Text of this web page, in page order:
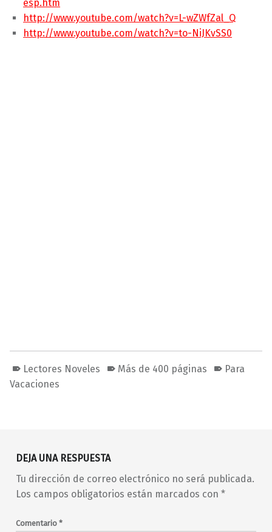
esp.htm
http://www.youtube.com/watch?v=L-wZWfZal_Q
http://www.youtube.com/watch?v=to-NiJKvSS0
Lectores Noveles Más de 400 páginas
Para
Vacaciones
DEJA UNA RESPUESTA
Tu dirección de correo electrónico no será publicada.
Los campos obligatorios están marcados con *
Comentario *